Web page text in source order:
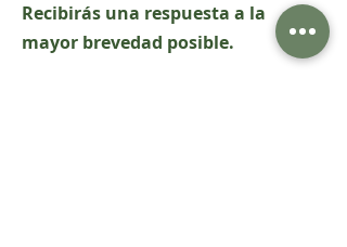
Recibirás una respuesta a la
mayor brevedad posible.